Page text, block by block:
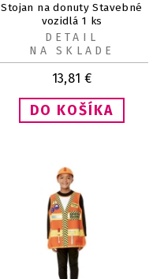
Stojan na donuty Stavebné
vozidlá 1 ks
13,81 €
DETAIL
NA SKLADE